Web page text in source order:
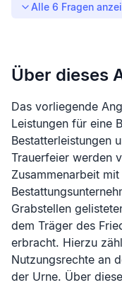
Alle 6 Fragen
Über dieses
Das vorliegende
Leistungen für eine
Bestatterleistungen
Trauerfeier werden
Zusammenarbeit
Grabstellen
dem Träger des
erbracht. Hierzu
Nutzungsrechte an
der Urne. Über